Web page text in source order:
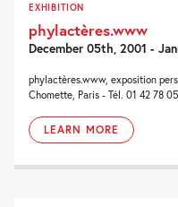
EXHIBITION
phylactères.www
December 05th, 2001 -
phylactères.www, exposition
Chomette, Paris - Tél. 01 42 78
LEARN MORE